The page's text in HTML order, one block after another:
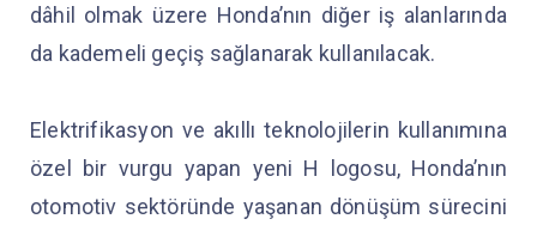
dâhil olmak üzere Honda’nın diğer iş alanlarında
da kademeli geçiş sağlanarak kullanılacak.
Elektrifikasyon ve akıllı teknolojilerin kullanımına
özel bir vurgu yapan yeni H logosu, Honda’nın
otomotiv sektöründe yaşanan dönüşüm sürecini